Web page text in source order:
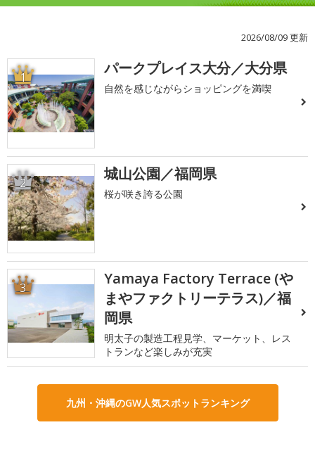
2026/08/09 更新
1 パークプレイス大分／大分県
自然を感じながらショッピングを満喫
2 城山公園／福岡県
桜が咲き誇る公園
3
Yamaya Factory Terrace (や
まやファクトリーテラス)／福
岡県
明太子の製造工程見学、マーケット、レス
トランなど楽しみが充実
九州・沖縄のGW人気スポットランキング